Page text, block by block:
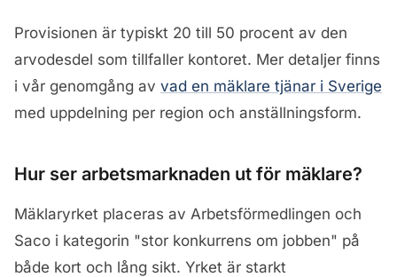
Provisionen är typiskt 20 till 50 procent av den
arvodesdel som tillfaller kontoret. Mer detaljer finns
i vår genomgång av vad en mäklare tjänar i Sverige
med uppdelning per region och anställningsform.
Hur ser arbetsmarknaden ut för mäklare?
Mäklaryrket placeras av Arbetsförmedlingen och
Saco i kategorin "stor konkurrens om jobben" på
både kort och lång sikt. Yrket är starkt